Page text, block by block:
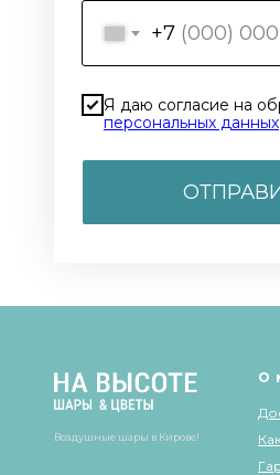
+7
Я даю согласие на
персональных данных
О
Воздушные шары в Кирове!